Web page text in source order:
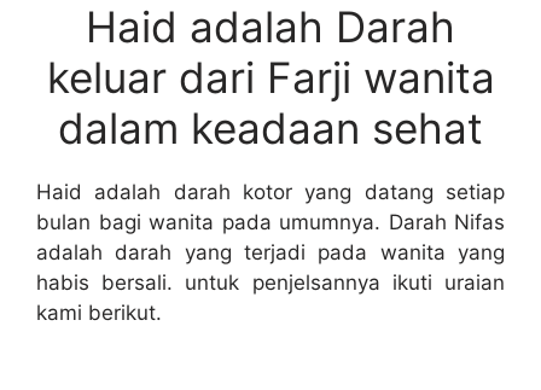
Haid adalah Darah
keluar dari Farji wanita
dalam keadaan sehat
Haid adalah darah kotor yang datang setiap
bulan bagi wanita pada umumnya. Darah Nifas
adalah darah yang terjadi pada wanita yang
habis bersali. untuk penjelsannya ikuti uraian
kami berikut.